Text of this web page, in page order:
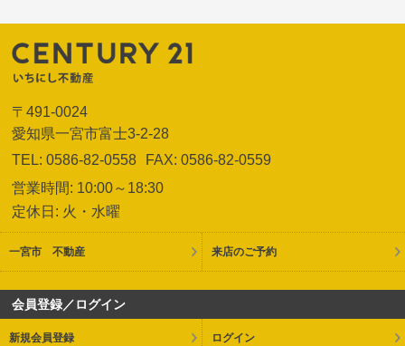
〒491-0024
愛知県一宮市富士3-2-28
TEL: 0586-82-0558
FAX: 0586-82-0559
営業時間: 10:00～18:30
定休日: 火・水曜
一宮市 不動産 来店のご予約
会員登録／ログイン
新規会員登録 ログイン